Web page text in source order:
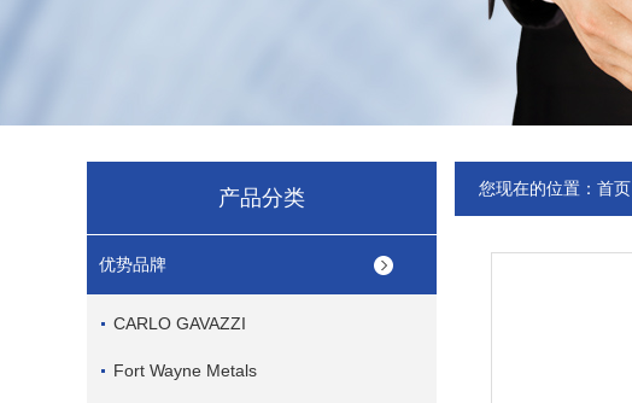
产品分类
优势品牌
CARLO GAVAZZI
Fort Wayne Metals
您现在的位置： 首页